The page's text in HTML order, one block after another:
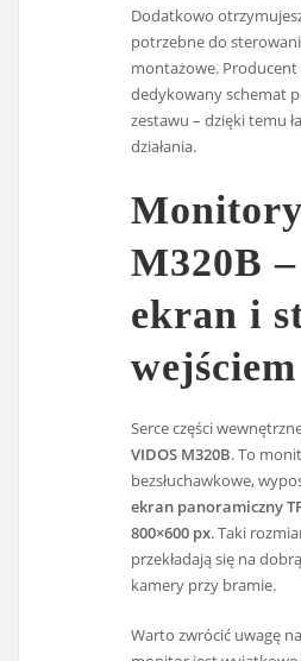
Dodatkowo
potrzebne do
montażowe. Producent
dedykowany schemat
zestawu – dzięki temu
działania.
M320B
ekran i
wejściem
Serce części
VIDOS M320B. To
bezsłuchawkowe,
ekran panoramiczny
800×600 px. Taki
przekładają się na
kamery przy bramie.
Warto zwrócić uwagę